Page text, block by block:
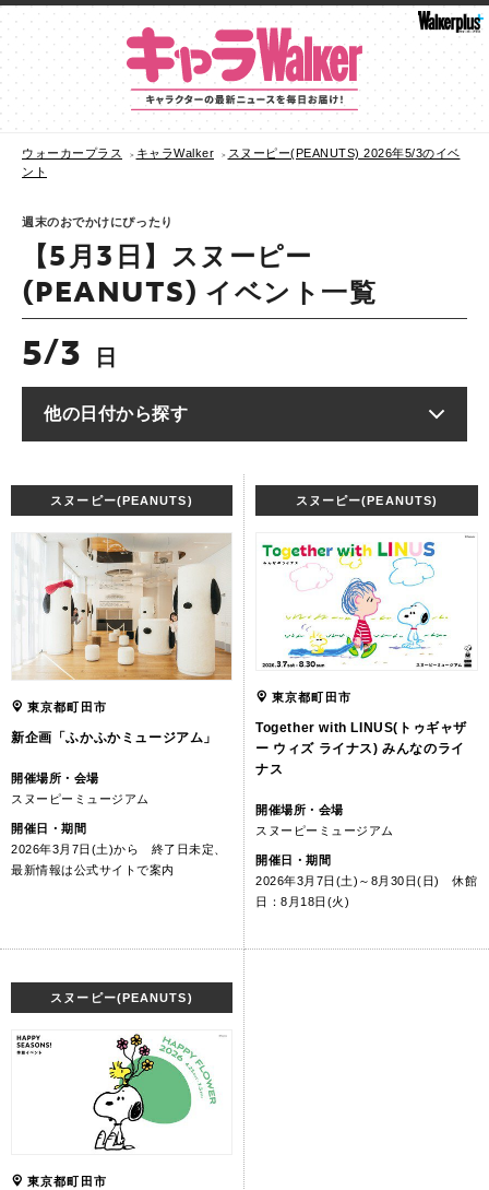
ウォーカープラス キャラWalker
スヌーピー(PEANUTS) 2026年5/3のイベ
ント
週末のおでかけにぴったり
【5月3日】スヌーピー
(PEANUTS) イベント一覧
5/3 日
他の日付から探す
スヌーピー(PEANUTS)
東京都町田市
新企画「ふかふかミュージアム」
開催場所・会場
スヌーピーミュージアム
開催日・期間
2026年3月7日(土)から 終了日未定、
最新情報は公式サイトで案内
スヌーピー(PEANUTS)
東京都町田市
Together with LINUS(トゥギャザ
ー ウィズ ライナス) みんなのライ
ナス
開催場所・会場
スヌーピーミュージアム
開催日・期間
2026年3月7日(土)～8月30日(日) 休館
日：8月18日(火)
スヌーピー(PEANUTS)
東京都町田市